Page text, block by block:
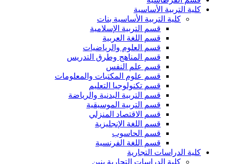
كلية التربية الأساسية
كلية التربية الأساسية بنات
قسم التربية الإسلامية
قسم اللغة العربية
قسم العلوم والرياضيات
قسم المناهج وطرق التدريس
قسم علم النفس
قسم علوم المكتبات والمعلومات
قسم تكنولوجيا التعليم
قسم التربية البدنية والرياضة
قسم التربية الموسيقية
قسم الاقتصاد المنزلي
قسم اللغة الإنجليزية
قسم الحاسوب
قسم اللغة الفرنسية
كلية الدراسات التجارية
كلية الدراسات التجارية بنين